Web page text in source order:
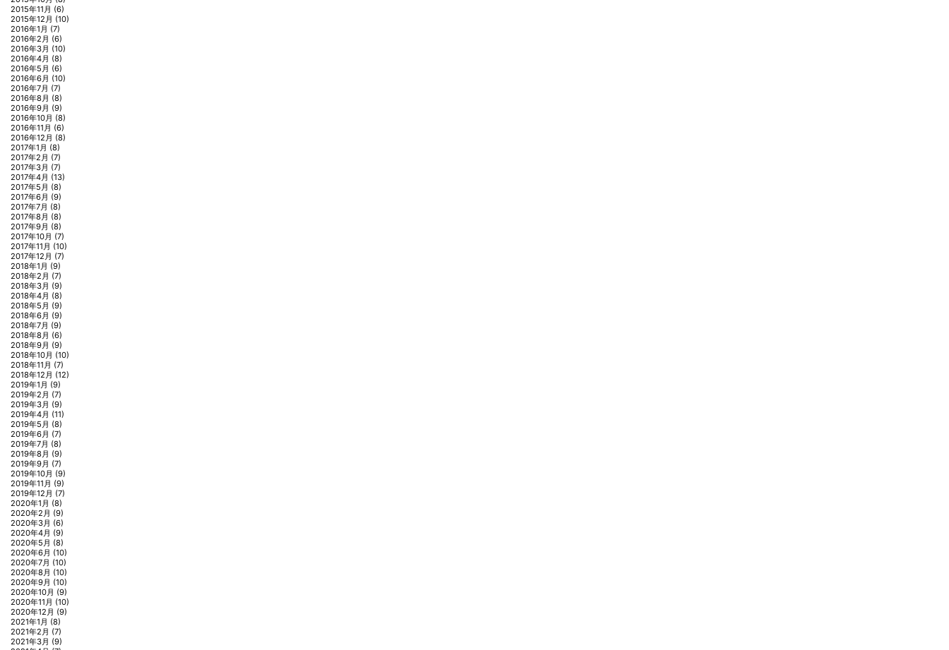
2015年11月 (6)
2015年12月 (10)
2016年1月 (7)
2016年2月 (6)
2016年3月 (10)
2016年4月 (8)
2016年5月 (6)
2016年6月 (10)
2016年7月 (7)
2016年8月 (8)
2016年9月 (9)
2016年10月 (8)
2016年11月 (6)
2016年12月 (8)
2017年1月 (8)
2017年2月 (7)
2017年3月 (7)
2017年4月 (13)
2017年5月 (8)
2017年6月 (9)
2017年7月 (8)
2017年8月 (8)
2017年9月 (8)
2017年10月 (7)
2017年11月 (10)
2017年12月 (7)
2018年1月 (9)
2018年2月 (7)
2018年3月 (9)
2018年4月 (8)
2018年5月 (9)
2018年6月 (9)
2018年7月 (9)
2018年8月 (6)
2018年9月 (9)
2018年10月 (10)
2018年11月 (7)
2018年12月 (12)
2019年1月 (9)
2019年2月 (7)
2019年3月 (9)
2019年4月 (11)
2019年5月 (8)
2019年6月 (7)
2019年7月 (8)
2019年8月 (9)
2019年9月 (7)
2019年10月 (9)
2019年11月 (9)
2019年12月 (7)
2020年1月 (8)
2020年2月 (9)
2020年3月 (6)
2020年4月 (9)
2020年5月 (8)
2020年6月 (10)
2020年7月 (10)
2020年8月 (10)
2020年9月 (10)
2020年10月 (9)
2020年11月 (10)
2020年12月 (9)
2021年1月 (8)
2021年2月 (7)
2021年3月 (9)